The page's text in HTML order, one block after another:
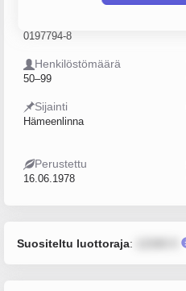
0197794-8
Henkilöstömäärä
50–99
Sijainti
Hämeenlinna
Perustettu
16.06.1978
Suositeltu luottoraja: